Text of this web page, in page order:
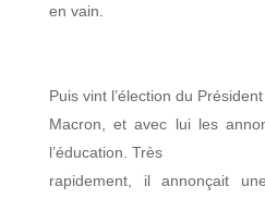
en vain.
Puis vint l’élection du Président
Macron, et avec lui les
l’éducation. Très
rapidement, il annonçait